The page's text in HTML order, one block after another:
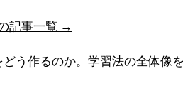
記事一覧 →
う作るのか。学習法の全体像